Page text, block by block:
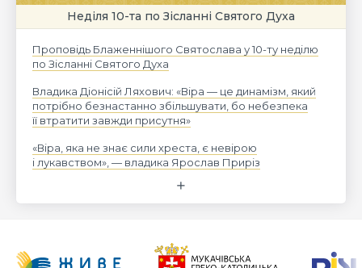
Неділя 10-та по Зісланні Святого Духа
Проповідь Блаженнішого Святослава у 10-ту неділю
по Зісланні Святого Духа
Владика Діонісій Ляхович: «Віра — це динамізм, який
потрібно безнастанно збільшувати, бо небезпека
її втратити завжди присутня»
«Віра, яка не знає сили хреста, є невірою
і лукавством», — владика Ярослав Приріз